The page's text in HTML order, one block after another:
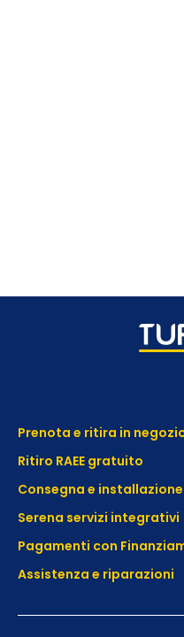
Prenota e ritira in
Ritiro RAEE gratuito
Consegna e
Serena servizi integrativi
Pagamenti con
Assistenza e riparazioni